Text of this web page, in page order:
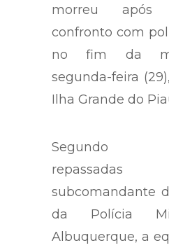
morreu
confronto com
no fim da
segunda-feira
Ilha Grande do
Segundo
subcomandante
da Polícia
Albuquerque, a